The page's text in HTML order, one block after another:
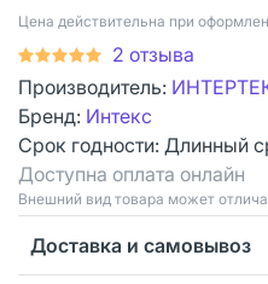
Цена действительна при
2 отзыва
Производитель:
Бренд: Интекс
Срок годности: Длинный
Доступна оплата онлайн
Bнешний вид товара может
Доставка и самовывоз